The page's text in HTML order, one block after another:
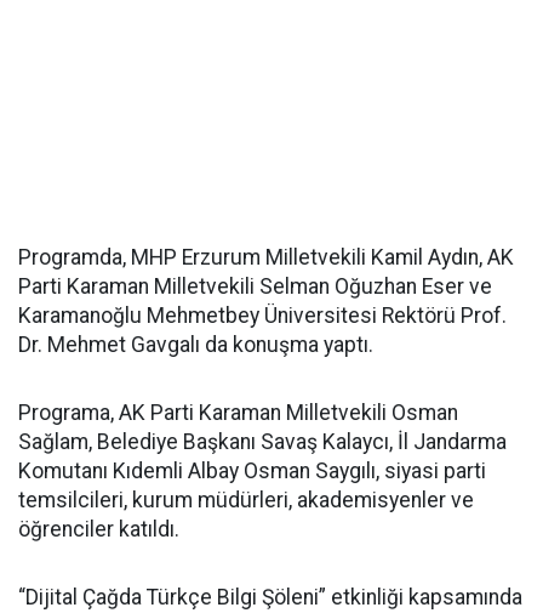
Programda, MHP Erzurum Milletvekili Kamil Aydın, AK
Parti Karaman Milletvekili Selman Oğuzhan Eser ve
Karamanoğlu Mehmetbey Üniversitesi Rektörü Prof.
Dr. Mehmet Gavgalı da konuşma yaptı.
Programa, AK Parti Karaman Milletvekili Osman
Sağlam, Belediye Başkanı Savaş Kalaycı, İl Jandarma
Komutanı Kıdemli Albay Osman Saygılı, siyasi parti
temsilcileri, kurum müdürleri, akademisyenler ve
öğrenciler katıldı.
“Dijital Çağda Türkçe Bilgi Şöleni” etkinliği kapsamında